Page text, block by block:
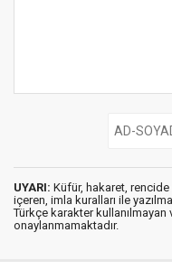
UYARI: Küfür, hakaret, rencide
içeren, imla kuralları ile
Türkçe karakter kullanılmayan
onaylanmamaktadır.